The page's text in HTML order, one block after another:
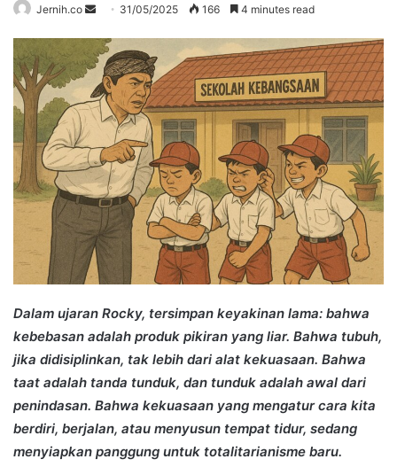
Jernih.co
Send
email
31/05/2025 166 4 minutes read
Dalam ujaran Rocky, tersimpan keyakinan lama: bahwa
kebebasan adalah produk pikiran yang liar. Bahwa tubuh,
jika didisiplinkan, tak lebih dari alat kekuasaan. Bahwa
taat adalah tanda tunduk, dan tunduk adalah awal dari
penindasan. Bahwa kekuasaan yang mengatur cara kita
berdiri, berjalan, atau menyusun tempat tidur, sedang
menyiapkan panggung untuk totalitarianisme baru.